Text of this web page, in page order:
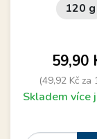
120 g
Cena
59,90
(49,92 Kč za
Skladem více